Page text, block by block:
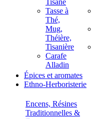
Tisane
Tasse à
Thé,
Mug,
Théière,
Tisanière
Carafe
Alladin
Épices et aromates
Ethno-Herboristerie
Encens, Résines
Traditionnelles &